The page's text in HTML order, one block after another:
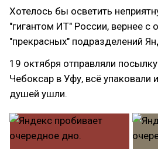
Хотелось бы осветить
"гигантом ИТ" России, вернее с
"прекрасных" подразделений
19 октября отправляли
Чебоксар в Уфу, всё упаковали
душей ушли.